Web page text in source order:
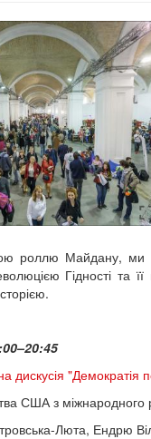
роллю Майдану,
Гідності та
дискусія "Демократія
США з міжнародного
Люта, Ендрю